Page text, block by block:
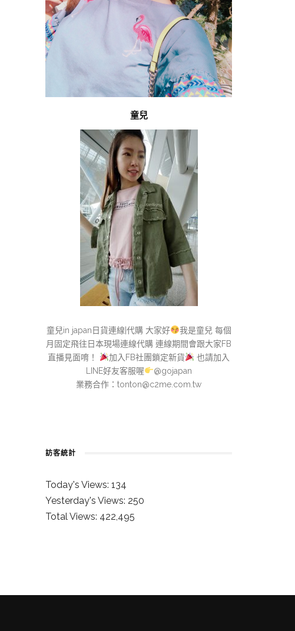
童兒
童兒in japan日貨連線|代購 大家好
我是童兒 每個
月固定飛往日本現場連線代購 連線期間會跟大家FB
直播見面唷！
加入FB社團鎖定新貨
也請加入
LINE好友客服喔
@gojapan
業務合作：tonton@c2me.com.tw
訪客統計
Today's Views:134
Yesterday's Views: 250
Total Views: 422,495